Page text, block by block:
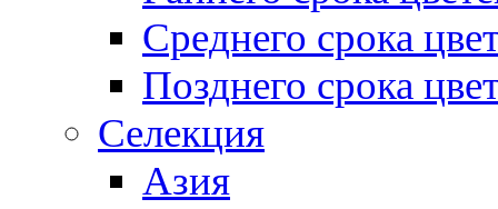
Среднего срока
Позднего срока
Селекция
Азия